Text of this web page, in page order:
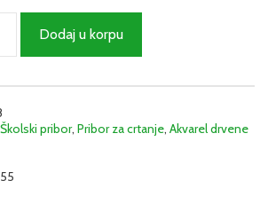
Akvarel
drvena
|
Dodaj u korpu
Školski pribor, Pribor za crtanje, Akvarel drvene